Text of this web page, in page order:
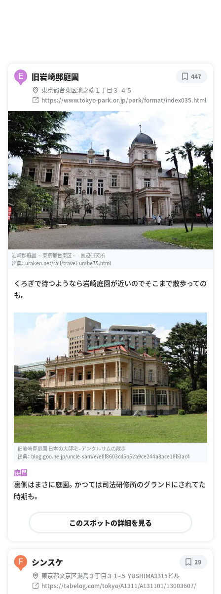
E 旧岩崎邸庭園
東京都台東区池之端１丁目３-４５
https://www.tokyo-park.or.jp/park/format/index035.html
447
岩崎邸庭園 ～東京都台東区～ - 裏辺研究所
出典： uraken.net/rail/travel-urabe75.html
くろぎで待つようなら岩崎庭園が近いのでそこまで散歩っての
も。
旧岩崎邸庭園 日本の大邸宅 - アンクルサムの散歩
出典： blog.goo.ne.jp/uncle-sam/e/e8f8603cd5b52a9ce244a8ace18b3ac4
庭園
裏側はまさに庭園。かつては司法研修所のグランドにされてた
時期も。
このスポットの詳細を見る
F シンスケ
東京都文京区湯島３丁目３１-５ YUSHIMA3315ビル
https://tabelog.com/tokyo/A1311/A131101/13003607/
29